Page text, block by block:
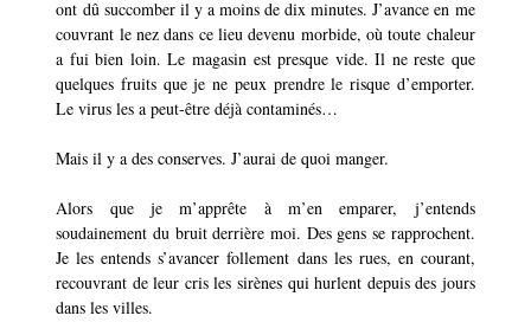
ont dû succomber il y a moins de dix minutes. J’avance en me
couvrant le nez dans ce lieu devenu morbide, où toute chaleur
a fui bien loin. Le magasin est presque vide. Il ne reste que
quelques fruits que je ne peux prendre le risque d’emporter.
Le virus les a peut-être déjà contaminés…
Mais il y a des conserves. J’aurai de quoi manger.
Alors que je m’apprête à m’en emparer, j’entends
soudainement du bruit derrière moi. Des gens se rapprochent.
Je les entends s’avancer follement dans les rues, en courant,
recouvrant de leur cris les sirènes qui hurlent depuis des jours
dans les villes.